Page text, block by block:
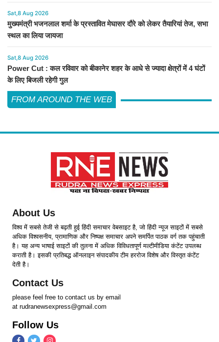
Sat,8 Aug 2026
मुख्यमंत्री भजनलाल शर्मा के प्रस्तावित मेघासर दौरे को लेकर तैयारियां तेज, सभा
स्थल का लिया जायजा
Sat,8 Aug 2026
Power Cut : कल रविवार को बीकानेर शहर के आधे से ज्यादा क्षेत्रों में 4 घंटों
के लिए बिजली रहेगी गुल
FROM AROUND THE WEB
About Us
विश्व में सबसे तेजी से बढ़ती हुई हिंदी समाचार वेबसाइट है, जो हिंदी न्यूज साइटों में सबसे
अधिक विश्वसनीय, प्रामाणिक और निष्पक्ष समाचार अपने समर्पित पाठक वर्ग तक पहुंचाती
है। यह अन्य भाषाई साइटों की तुलना में अधिक विविधतापूर्ण मल्टीमीडिया कंटेंट उपलब्ध
कराती है। इसकी प्रतिबद्ध ऑनलाइन संपादकीय टीम हररोज विशेष और विस्तृत कंटेंट
देती है।
Contact Us
please feel free to contact us by email
at rudranewsexpress@gmail.com
Follow Us